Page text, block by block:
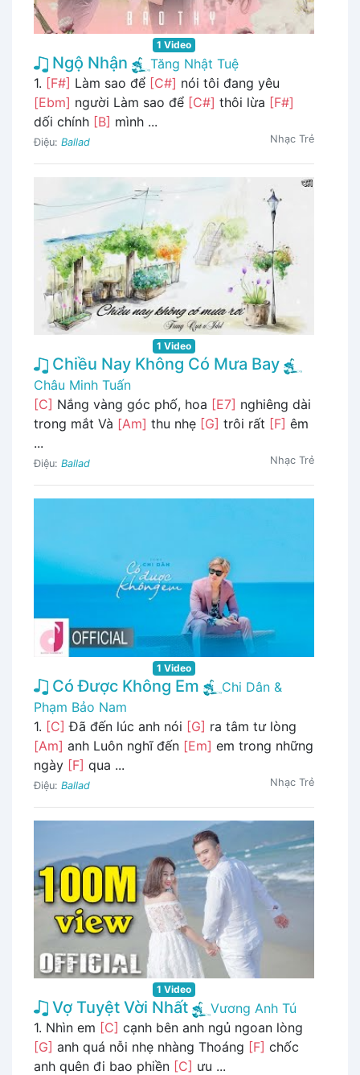
1 Video
Ngộ Nhận
Tăng Nhật Tuệ
1. [F#] Làm sao để [C#] nói tôi đang yêu
[Ebm] người Làm sao để [C#] thôi lừa [F#]
dối chính [B] mình ...
Điệu: Ballad Nhạc Trẻ
1 Video
Chiều Nay Không Có Mưa Bay
Châu Minh Tuấn
[C] Nắng vàng góc phố, hoa [E7] nghiêng dài
trong mắt Và [Am] thu nhẹ [G] trôi rất [F] êm
...
Điệu: Ballad Nhạc Trẻ
1 Video
Có Được Không Em
Chi Dân &
Phạm Bảo Nam
1. [C] Đã đến lúc anh nói [G] ra tâm tư lòng
[Am] anh Luôn nghĩ đến [Em] em trong những
ngày [F] qua ...
Điệu: Ballad Nhạc Trẻ
1 Video
Vợ Tuyệt Vời Nhất
Vương Anh Tú
1. Nhìn em [C] cạnh bên anh ngủ ngoan lòng
[G] anh quá nỗi nhẹ nhàng Thoáng [F] chốc
anh quên đi bao phiền [C] ưu ...